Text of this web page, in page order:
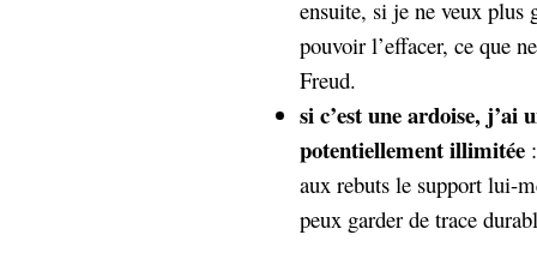
ensuite, si je ne veux plus
pouvoir l’effacer, ce que
Freud.
si c’est une ardoise, j’ai
potentiellement illimitée
aux rebuts le support lui-
peux garder de trace